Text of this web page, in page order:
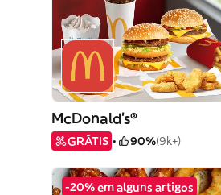
McDonald's®
GRÁTIS 90%(9k+)
-20% em alguns artigos